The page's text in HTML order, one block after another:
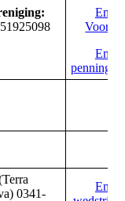
Email
Email
0341-
Email